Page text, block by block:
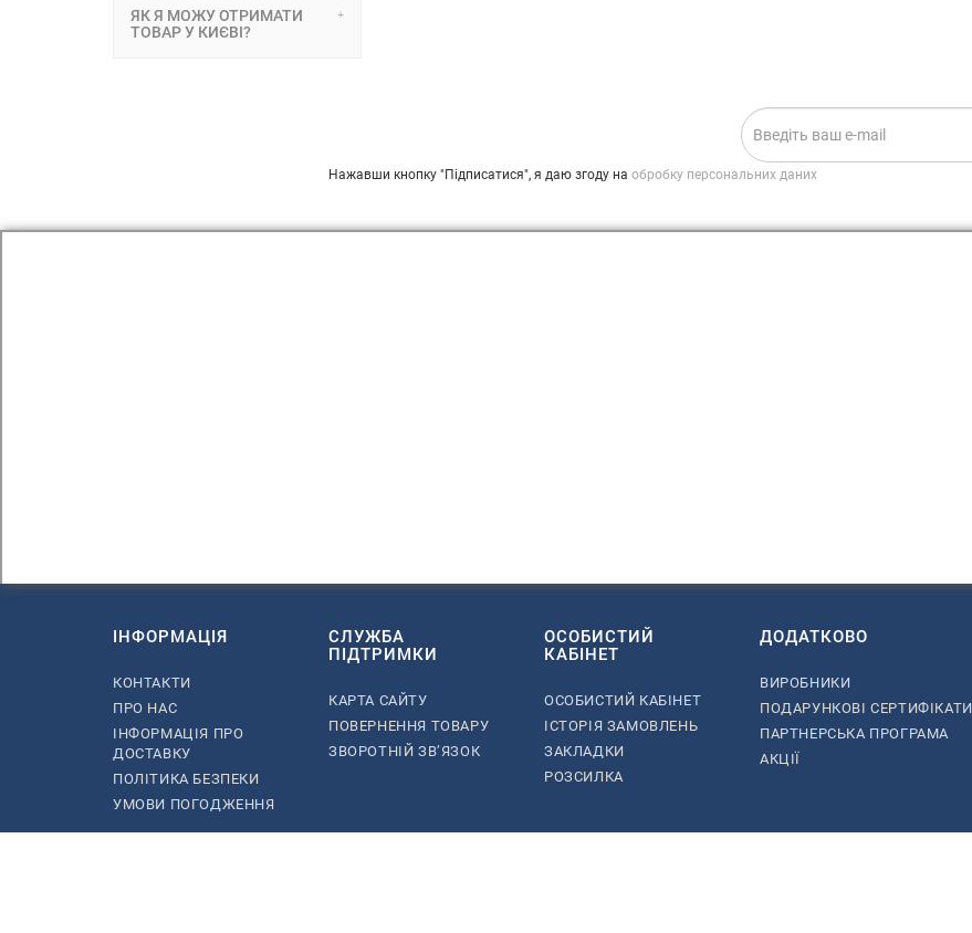
ЯК Я МОЖУ ОТРИМАТИ
ТОВАР У КИЄВІ?
Нажавши кнопку "Підписатися", я даю згоду на обробку персональних даних
ІНФОРМАЦІЯ
КОНТАКТИ
ПРО НАС
ІНФОРМАЦІЯ ПРО
ДОСТАВКУ
ПОЛІТИКА БЕЗПЕКИ
УМОВИ ПОГОДЖЕННЯ
СЛУЖБА
ПІДТРИМКИ
КАРТА САЙТУ
ПОВЕРНЕННЯ ТОВАРУ
ЗВОРОТНІЙ ЗВ’ЯЗОК
ОСОБИСТИЙ
КАБІНЕТ
ОСОБИСТИЙ КАБІНЕТ
ІСТОРІЯ ЗАМОВЛЕНЬ
ЗАКЛАДКИ
РОЗСИЛКА
ДОДАТКОВО
ВИРОБНИКИ
ПОДАРУНКОВІ СЕРТИФІКАТИ
ПАРТНЕРСЬКА ПРОГРАМА
АКЦІЇ